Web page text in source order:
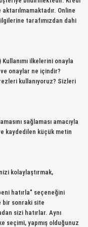
Online
tarafımızdan dahi
ilkelerini onayla
onaylar ne içindir?
kullanıyoruz? Sizleri
sağlaması amacıyla
kaydedilen küçük metin
kolaylaştırmak,
hatırla" seçeneğini
bir sonraki site
sizi hatırlar. Aynı
seçimi, yapmış olduğunuz